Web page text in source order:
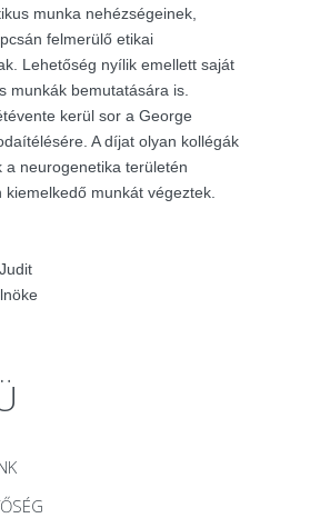
munka nehézségeinek,
felmerülő etikai
Lehetőség nyílik emellett saját
munkák bemutatására is.
kerül sor a George
A díjat olyan kollégák
a neurogenetika területén
kiemelkedő munkát végeztek.